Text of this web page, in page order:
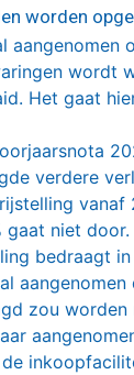
worden
aangenomen
wordt
Het gaat
verdere
vanaf
gaat niet
bedraagt in
zou worden